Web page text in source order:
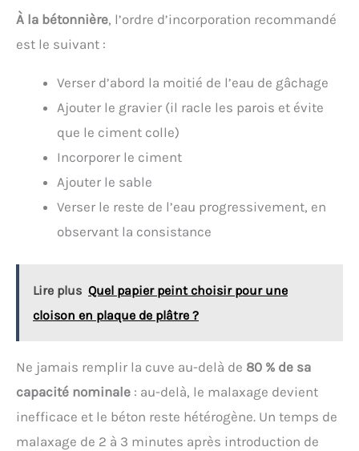
À la bétonnière, l’ordre d’incorporation recommandé
est le suivant :
Verser d’abord la moitié de l’eau de gâchage
Ajouter le gravier (il racle les parois et évite
que le ciment colle)
Incorporer le ciment
Ajouter le sable
Verser le reste de l’eau progressivement, en
observant la consistance
Lire plus Quel papier peint choisir pour une
cloison en plaque de plâtre ?
Ne jamais remplir la cuve au-delà de 80 % de sa
capacité nominale : au-delà, le malaxage devient
inefficace et le béton reste hétérogène. Un temps de
malaxage de 2 à 3 minutes après introduction de